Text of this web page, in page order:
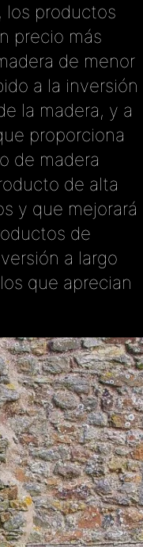
los productos
precio más
de menor
a la inversión
la madera, y a
proporciona
de madera
de alta
y que mejorará
de
a largo
que aprecian